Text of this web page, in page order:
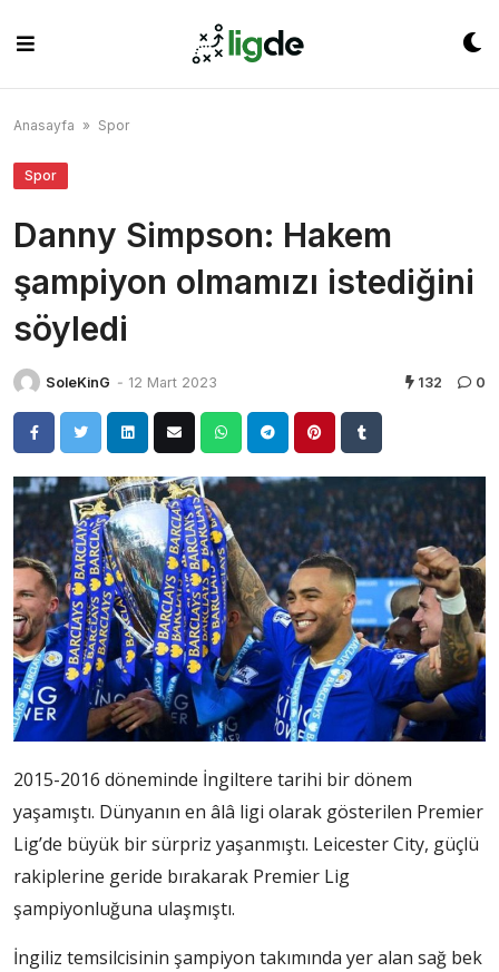
content
Anasayfa » Spor
Spor
Danny Simpson: Hakem
şampiyon olmamızı istediğini
söyledi
SoleKinG - 12 Mart 2023 132 0
2015-2016 döneminde İngiltere tarihi bir dönem
yaşamıştı. Dünyanın en âlâ ligi olarak gösterilen Premier
Lig’de büyük bir sürpriz yaşanmıştı. Leicester City, güçlü
rakiplerine geride bırakarak Premier Lig
şampiyonluğuna ulaşmıştı.
İngiliz temsilcisinin şampiyon takımında yer alan sağ bek